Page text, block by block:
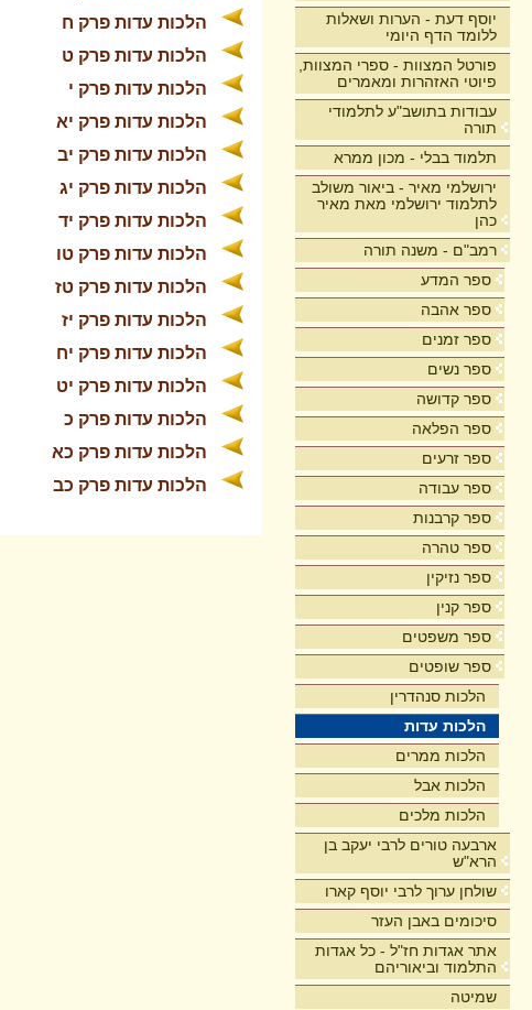
יוסף דעת - הערות ושאלות
ללומד הדף היומי
פורטל המצוות - ספרי המצוות,
פיוטי האזהרות ומאמרים
עבודות בתושב"ע לתלמודי
תורה
תלמוד בבלי - מכון ממרא
ירושלמי מאיר - ביאור משולב
לתלמוד ירושלמי מאת מאיר
כהן
רמב"ם - משנה תורה
ספר המדע
ספר אהבה
ספר זמנים
ספר נשים
ספר קדושה
ספר הפלאה
ספר זרעים
ספר עבודה
ספר קרבנות
ספר טהרה
ספר נזיקין
ספר קנין
ספר משפטים
ספר שופטים
הלכות סנהדרין
הלכות עדות
הלכות ממרים
הלכות אבל
הלכות מלכים
ארבעה טורים לרבי יעקב בן
הרא"ש
שולחן ערוך לרבי יוסף קארו
סיכומים באבן העזר
אתר אגדות חז"ל - כל אגדות
התלמוד וביאוריהם
שמיטה
הלכות עדות פרק ח
הלכות עדות פרק ט
הלכות עדות פרק י
הלכות עדות פרק יא
הלכות עדות פרק יב
הלכות עדות פרק יג
הלכות עדות פרק יד
הלכות עדות פרק טו
הלכות עדות פרק טז
הלכות עדות פרק יז
הלכות עדות פרק יח
הלכות עדות פרק יט
הלכות עדות פרק כ
הלכות עדות פרק כא
הלכות עדות פרק כב